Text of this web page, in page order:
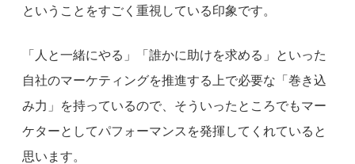
ということをすごく重視している印象です。
「人と一緒にやる」「誰かに助けを求める」といった
自社のマーケティングを推進する上で必要な「巻き込
み力」を持っているので、そういったところでもマー
ケターとしてパフォーマンスを発揮してくれていると
思います。